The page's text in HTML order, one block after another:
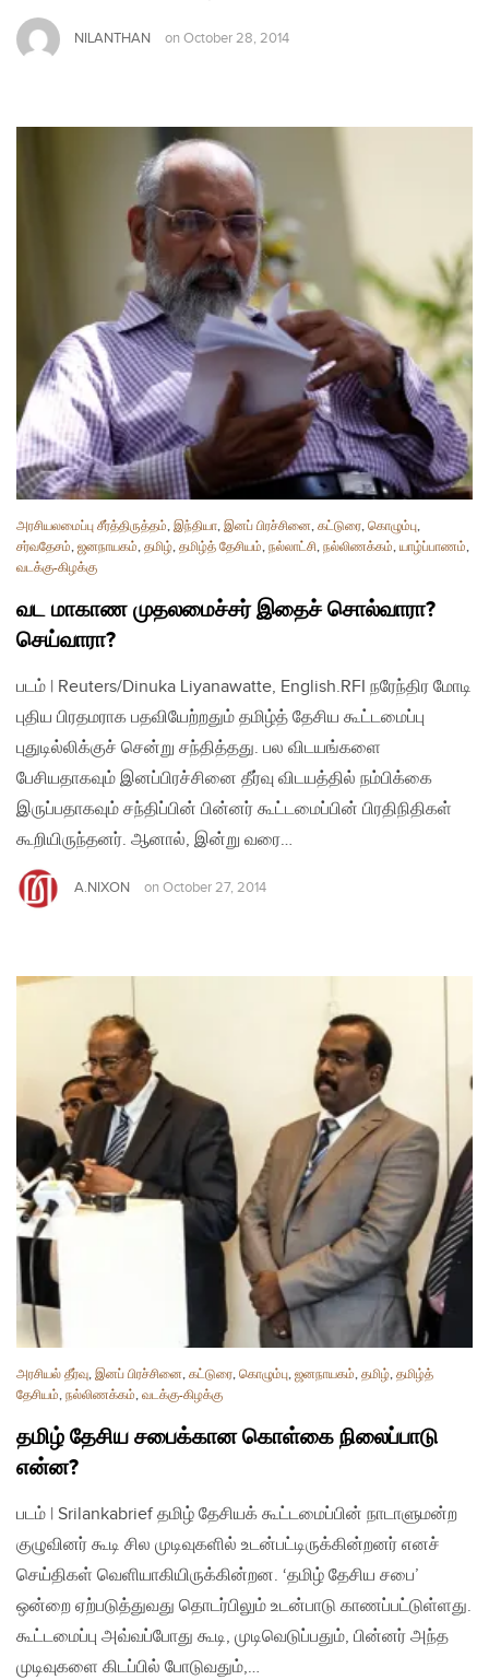
NILANTHAN on October 28, 2014
அரசியலமைப்பு சீர்த்திருத்தம், இந்தியா, இனப் பிரச்சினை, கட்டுரை, கொழும்பு,
சர்வதேசம், ஜனநாயகம், தமிழ், தமிழ்த் தேசியம், நல்லாட்சி, நல்லிணக்கம், யாழ்ப்பாணம்,
வடக்கு-கிழக்கு
வட மாகாண முதலமைச்சர் இதைச் சொல்வாரா?
செய்வாரா?
படம் | Reuters/Dinuka Liyanawatte, English.RFI நரேந்திர மோடி
புதிய பிரதமராக பதவியேற்றதும் தமிழ்த் தேசிய கூட்டமைப்பு
புதுடில்லிக்குச் சென்று சந்தித்தது. பல விடயங்களை
பேசியதாகவும் இனப்பிரச்சினை தீர்வு விடயத்தில் நம்பிக்கை
இருப்பதாகவும் சந்திப்பின் பின்னர் கூட்டமைப்பின் பிரதிநிதிகள்
கூறியிருந்தனர். ஆனால், இன்று வரை…
A.NIXON on October 27, 2014
அரசியல் தீர்வு, இனப் பிரச்சினை, கட்டுரை, கொழும்பு, ஜனநாயகம், தமிழ், தமிழ்த்
தேசியம், நல்லிணக்கம், வடக்கு-கிழக்கு
தமிழ் தேசிய சபைக்கான கொள்கை நிலைப்பாடு
என்ன?
படம் | Srilankabrief தமிழ் தேசியக் கூட்டமைப்பின் நாடாளுமன்ற
குழுவினர் கூடி சில முடிவுகளில் உடன்பட்டிருக்கின்றனர் எனச்
செய்திகள் வெளியாகியிருக்கின்றன. ‘தமிழ் தேசிய சபை’
ஒன்றை ஏற்படுத்துவது தொடர்பிலும் உடன்பாடு காணப்பட்டுள்ளது.
கூட்டமைப்பு அவ்வப்போது கூடி, முடிவெடுப்பதும், பின்னர் அந்த
முடிவுகளை கிடப்பில் போடுவதும்,…